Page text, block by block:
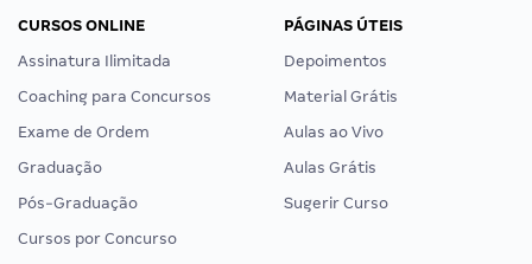
CURSOS ONLINE
Assinatura Ilimitada
Coaching para Concursos
Exame de Ordem
Graduação
Pós-Graduação
Cursos por Concurso
PÁGINAS ÚTEIS
Depoimentos
Material Grátis
Aulas ao Vivo
Aulas Grátis
Sugerir Curso